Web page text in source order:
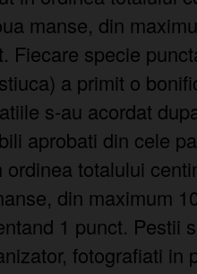
manse, din
Fiecare specie
a primit o
s-au acordat
aprobati din cele
ordinea totalului
din maximum
1 punct. Pestii
fotografiati in